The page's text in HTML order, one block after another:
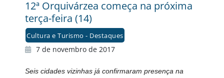
12ª Orquivárzea começa na próxima
terça-feira (14)
Cultura e Turismo - Destaques
7 de novembro de 2017
Seis cidades vizinhas já confirmaram presença na